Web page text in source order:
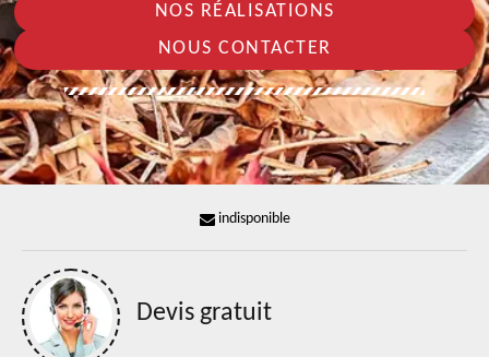
NOS RÉALISATIONS
NOUS CONTACTER
indisponible
Devis gratuit